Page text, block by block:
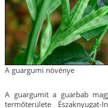
A guargumi növénye
A guargumit a guarbab
termőterülete Északnyugat-